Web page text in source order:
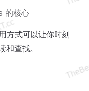
的核心
方式可以让你时刻
和查找。